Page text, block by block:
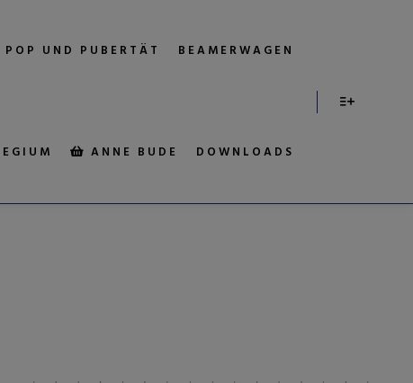
POP UND PUBERTÄT BEAMERWAGEN
ANNE BUDE DOWNLOADS
NOAFD